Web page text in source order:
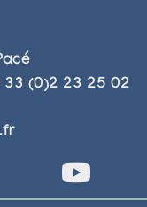
(0)2 23 25 02